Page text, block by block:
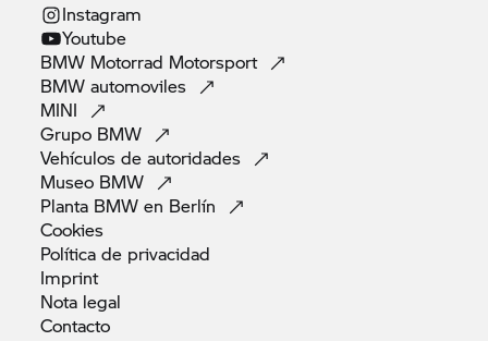
Instagram
Youtube
BMW Motorrad Motorsport
BMWautomoviles
MINI
Grupo BMW
Vehículos deautoridades
Museo BMW
Planta BMW en Berlín
Cookies
Política de privacidad
Imprint
Nota legal
Contacto